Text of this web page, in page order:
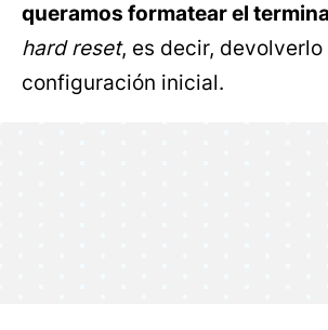
queramos formatear el
hard reset, es decir, devolverlo
configuración inicial.